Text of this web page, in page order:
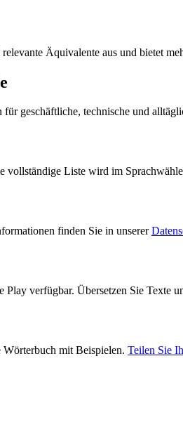
Äquivalente aus und bietet
geschäftliche, technische und
Liste wird im
finden Sie in unserer
verfügbar. Übersetzen Sie Texte
Wörterbuch mit Beispielen. Teilen Sie